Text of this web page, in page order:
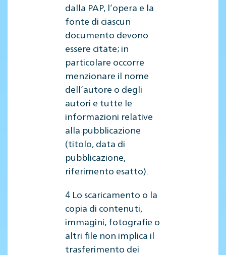
dalla PAP, l’opera e la
fonte di ciascun
documento devono
essere citate; in
particolare occorre
menzionare il nome
dell’autore o degli
autori e tutte le
informazioni relative
alla pubblicazione
(titolo, data di
pubblicazione,
riferimento esatto).
4 Lo scaricamento o la
copia di contenuti,
immagini, fotografie o
altri file non implica il
trasferimento dei